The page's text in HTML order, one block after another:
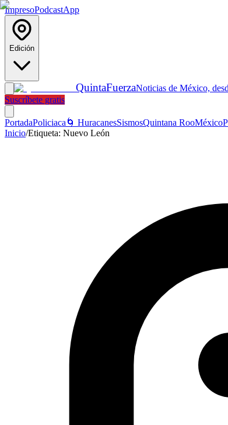
ImpresoPodcastApp
Edición
QuintaFuerzaNoticias de México,
Suscríbete gratis
PortadaPoliciaca 🌀 HuracanesSismosQuintana RooMéxico
Inicio/Etiqueta: Nuevo León